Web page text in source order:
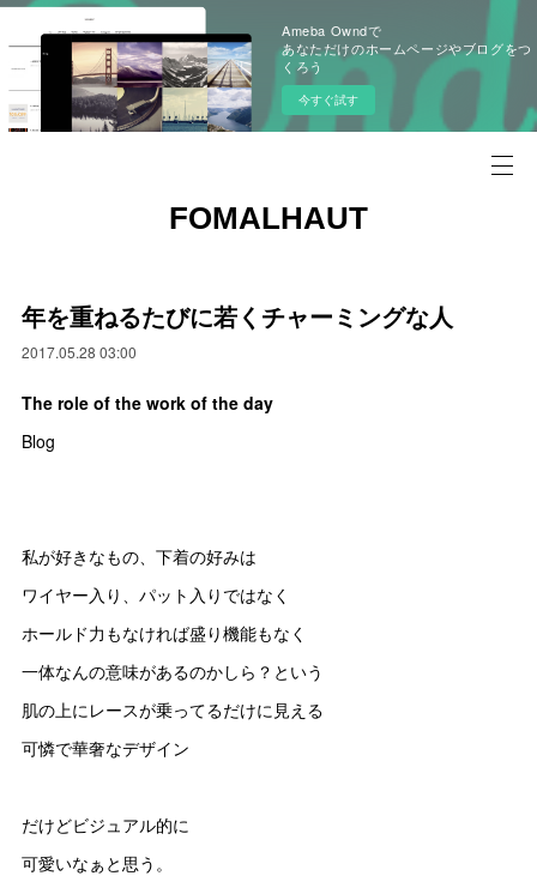
Ameba Owndで
あなただけのホームページやブログをつ
くろう
今すぐ試す
FOMALHAUT
年を重ねるたびに若くチャーミングな人
2017.05.28 03:00
The role of the work of the day
Blog
私が好きなもの、下着の好みは
ワイヤー入り、パット入りではなく
ホールド力もなければ盛り機能もなく
一体なんの意味があるのかしら？という
肌の上にレースが乗ってるだけに見える
可憐で華奢なデザイン
だけどビジュアル的に
可愛いなぁと思う。